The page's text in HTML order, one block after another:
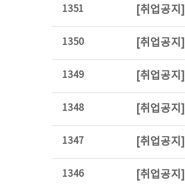
1351 [취업공지]
1350 [취업공지]
1349 [취업공지]
1348 [취업공지]
1347 [취업공지]
1346 [취업공지]